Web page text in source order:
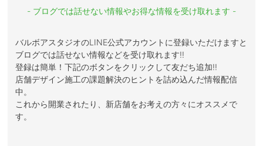
- ブログでは話せない情報やお得な情報を受け取れます -
バルボアスタジオのLINE公式アカウントに登録いただけますと
ブログでは話せない情報などを受け取れます!!
登録は簡単！下記のボタンをクリックして友だち追加!!
店舗デザイン施工の課題解決のヒントを詰め込んだ情報配信
中。
これから開業されたり、新店舗をお考えの方々にオススメで
す。